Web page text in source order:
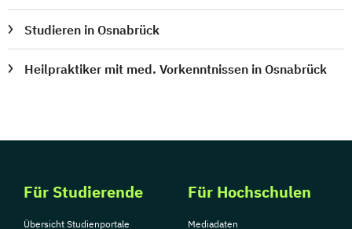
Studieren in Osnabrück
Heilpraktiker mit med. Vorkenntnissen in Osnabrück
Für Studierende
Übersicht Studienportale
Für Hochschulen
Mediadaten